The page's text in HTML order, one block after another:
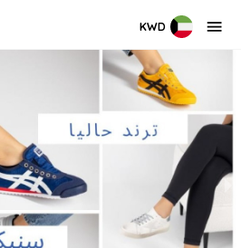
KWD